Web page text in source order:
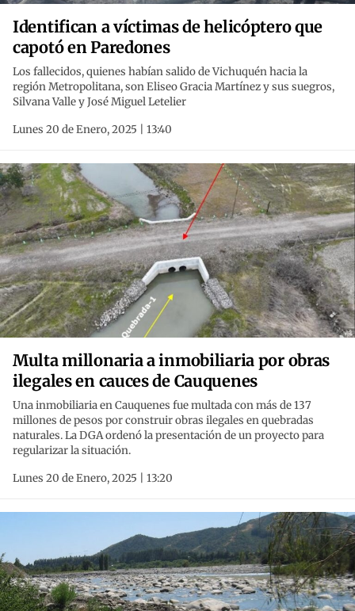
Identifican a víctimas de helicóptero que
capotó en Paredones
Los fallecidos, quienes habían salido de Vichuquén hacia la
región Metropolitana, son Eliseo Gracia Martínez y sus suegros,
Silvana Valle y José Miguel Letelier
Lunes 20 de Enero, 2025 | 13:40
Multa millonaria a inmobiliaria por obras
ilegales en cauces de Cauquenes
Una inmobiliaria en Cauquenes fue multada con más de 137
millones de pesos por construir obras ilegales en quebradas
naturales. La DGA ordenó la presentación de un proyecto para
regularizar la situación.
Lunes 20 de Enero, 2025 | 13:20